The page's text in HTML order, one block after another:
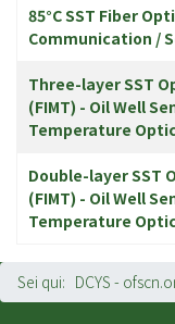
85°C SST Fiber
Communication /
Three-layer SST
(FIMT) - Oil Well
Temperature
Double-layer SST
(FIMT) - Oil Well
Temperature
Sei qui: DCYS -